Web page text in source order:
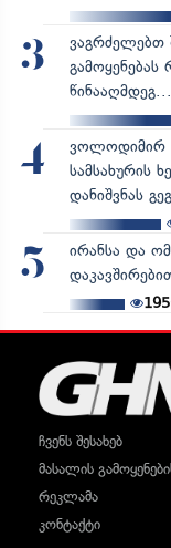
3
ვაგრძელებთ
გამოყენებას
წინააღმდეგ...
4
ვოლოდიმირ
სამსახურის
დანიშვნას
5
ირანსა და
ჩვენს შესახებ
მასალის
რეკლამა
კონტაქტი